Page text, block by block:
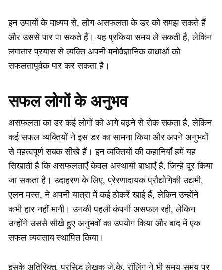
इन उपायों के माध्यम से, लोग असफलता के डर को समझ सकते हैं
और उससे पार पा सकते हैं। यह प्रकिया समय ले सकती है, लेकिन
लगातार प्रयास से व्यक्ति अपनी मनोवैज्ञानिक बाधाओं को
सफलतापूर्वक पार कर सकता है।
सफल लोगों के अनुभव
असफलता का डर कई लोगों को आगे बढ़ने से रोक सकता है, लेकिन
कई सफल व्यक्तियों ने इस डर का सामना किया और अपने अनुभवों
से महत्वपूर्ण सबक सीखे हैं। इन व्यक्तियों की कहानियाँ हमें यह
सिखाती हैं कि असफलताएँ केवल अस्थायी बाधाएँ हैं, जिन्हें दूर किया
जा सकता है। उदाहरण के लिए, प्रेरणादायक प्रौद्योगिकी उद्यमी,
एलन मस्त, ने अपनी यात्रा में कई ठोकरें खाई हैं, लेकिन उन्होंने
कभी हार नहीं मानी। उनकी पहली कंपनी असफल रही, लेकिन
उन्होंने उससे सीखे हुए अनुभवों का उपयोग किया और बाद में एक
सफल व्यवसाय स्थापित किया।
इसके अतिरिक्त, प्रसिद्ध लेखक जे.के. रॉलिंग ने भी समय-समय पर